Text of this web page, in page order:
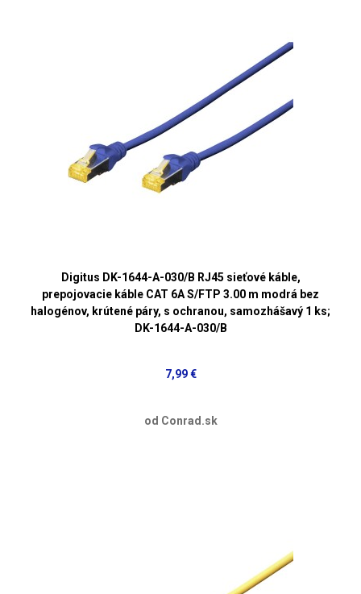
Digitus DK-1644-A-030/B RJ45 sieťové káble,
prepojovacie káble CAT 6A S/FTP 3.00 m modrá bez
halogénov, krútené páry, s ochranou, samozhášavý 1 ks;
DK-1644-A-030/B
7,99 €
od Conrad.sk